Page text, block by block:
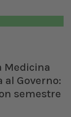
Medicina
al Governo:
semestre